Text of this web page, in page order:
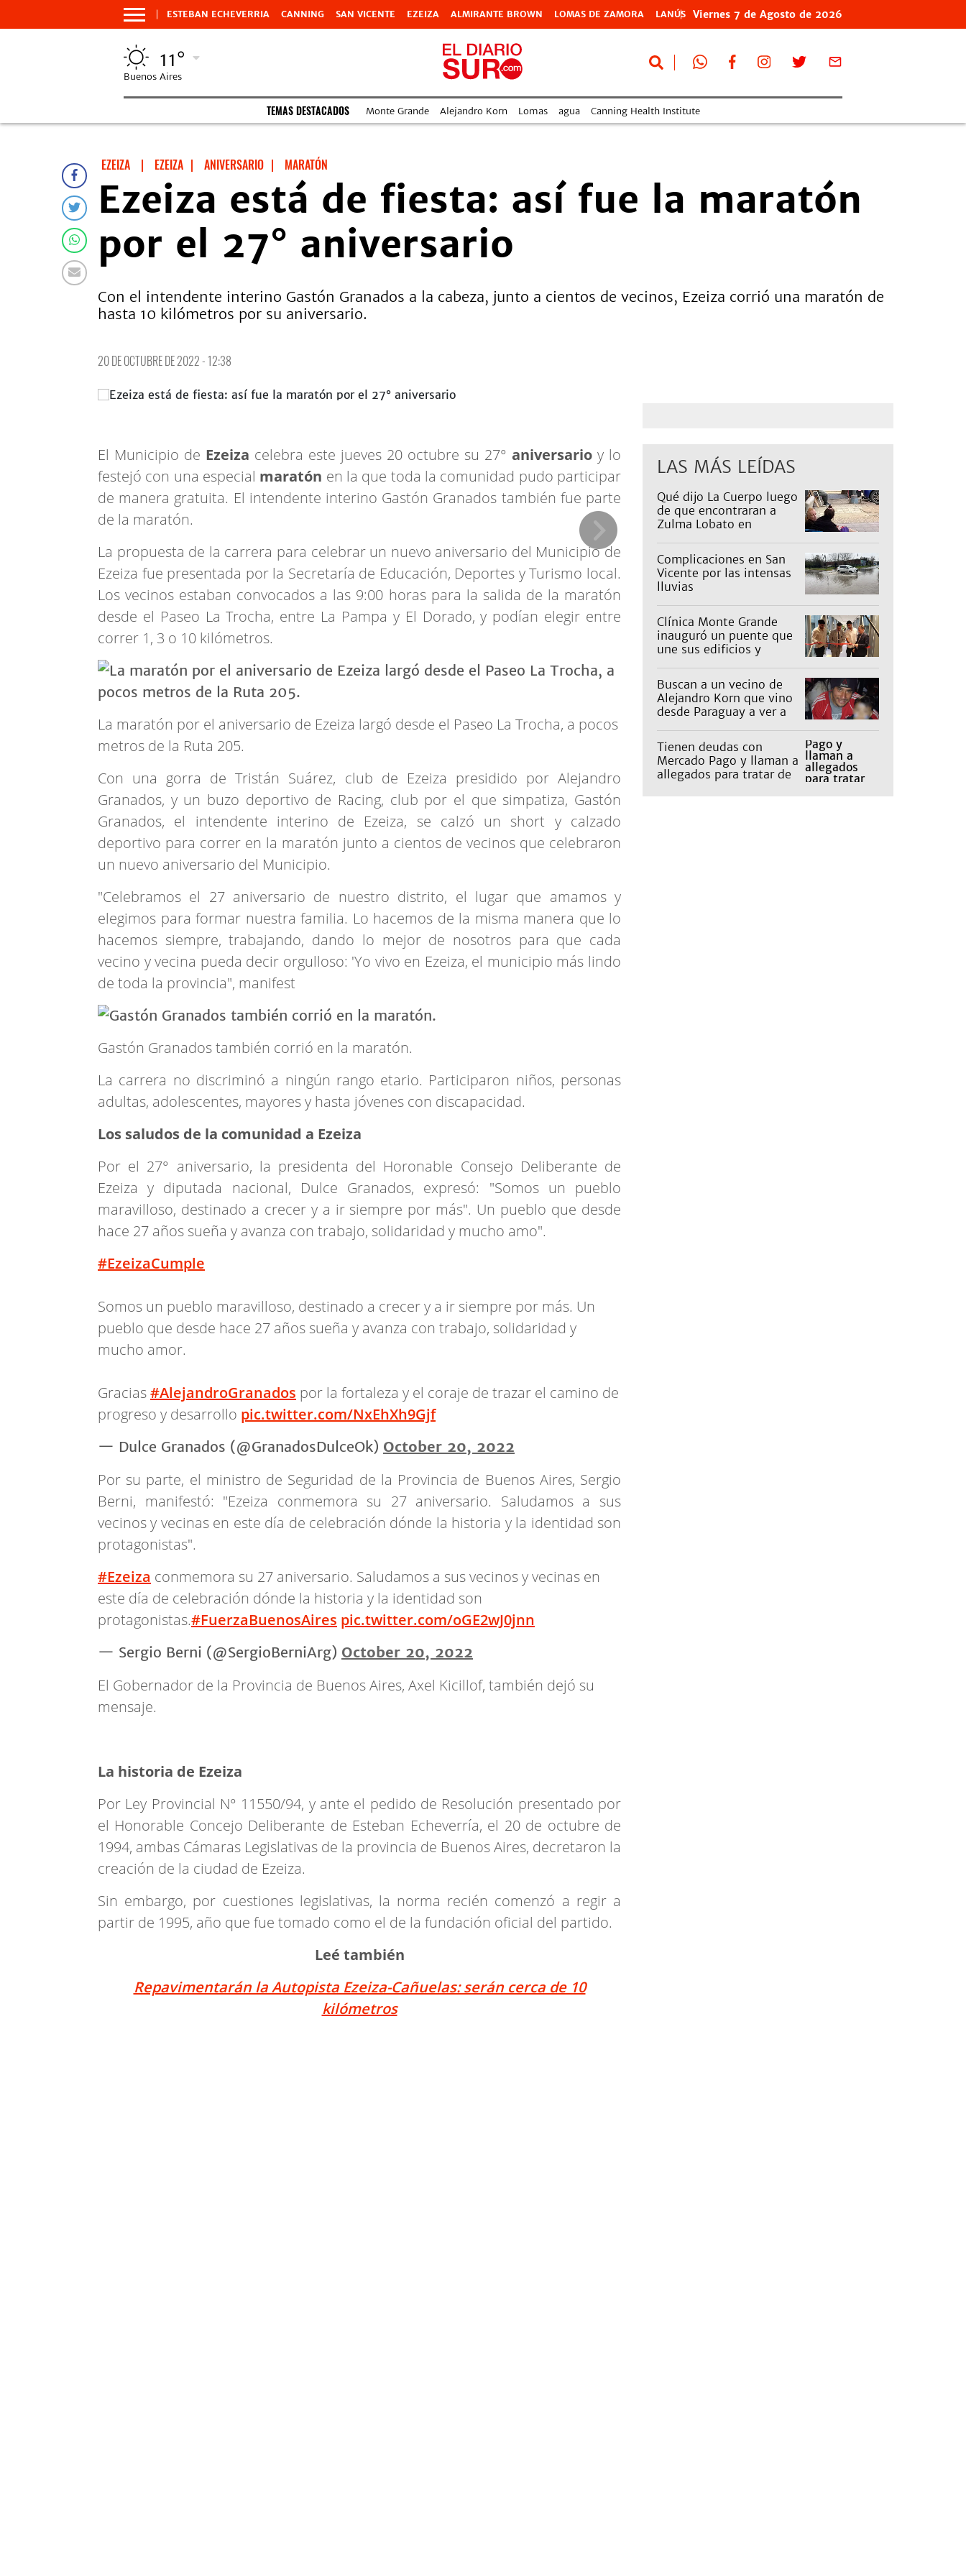
ESTEBAN ECHEVERRIA CANNING SAN VICENTE EZEIZA ALMIRANTE BROWN LOMAS DE ZAMORA LANÚS Viernes 7 de Agosto de 2026
11°
Buenos Aires
TEMAS DESTACADOS Monte Grande Alejandro Korn Lomas agua Canning Health Institute
EZEIZA | EZEIZA | ANIVERSARIO | MARATÓN
Ezeiza está de fiesta: así fue la maratón
por el 27° aniversario
Con el intendente interino Gastón Granados a la cabeza, junto a cientos de vecinos, Ezeiza corrió una maratón de
hasta 10 kilómetros por su aniversario.
20 DE OCTUBRE DE 2022 - 12:38
El Municipio de Ezeiza celebra este jueves 20 octubre su 27° aniversario y lo
festejó con una especial maratón en la que toda la comunidad pudo participar
de manera gratuita. El intendente interino Gastón Granados también fue parte
de la maratón.
La propuesta de la carrera para celebrar un nuevo aniversario del Municipio de
Ezeiza fue presentada por la Secretaría de Educación, Deportes y Turismo local.
Los vecinos estaban convocados a las 9:00 horas para la salida de la maratón
desde el Paseo La Trocha, entre La Pampa y El Dorado, y podían elegir entre
correr 1, 3 o 10 kilómetros.
La maratón por el aniversario de Ezeiza largó desde el Paseo La Trocha, a pocos
metros de la Ruta 205.
Con una gorra de Tristán Suárez, club de Ezeiza presidido por Alejandro
Granados, y un buzo deportivo de Racing, club por el que simpatiza, Gastón
Granados, el intendente interino de Ezeiza, se calzó un short y calzado
deportivo para correr en la maratón junto a cientos de vecinos que celebraron
un nuevo aniversario del Municipio.
"Celebramos el 27 aniversario de nuestro distrito, el lugar que amamos y
elegimos para formar nuestra familia. Lo hacemos de la misma manera que lo
hacemos siempre, trabajando, dando lo mejor de nosotros para que cada
vecino y vecina pueda decir orgulloso: 'Yo vivo en Ezeiza, el municipio más lindo
de toda la provincia", manifest
Gastón Granados también corrió en la maratón.
La carrera no discriminó a ningún rango etario. Participaron niños, personas
adultas, adolescentes, mayores y hasta jóvenes con discapacidad.
Los saludos de la comunidad a Ezeiza
Por el 27° aniversario, la presidenta del Horonable Consejo Deliberante de
Ezeiza y diputada nacional, Dulce Granados, expresó: "Somos un pueblo
maravilloso, destinado a crecer y a ir siempre por más". Un pueblo que desde
hace 27 años sueña y avanza con trabajo, solidaridad y mucho amo".
#EzeizaCumple
Somos un pueblo maravilloso, destinado a crecer y a ir siempre por más. Un
pueblo que desde hace 27 años sueña y avanza con trabajo, solidaridad y
mucho amor.
Gracias#AlejandroGranados por la fortaleza y el coraje de trazar el camino de
progreso y desarrollo pic.twitter.com/NxEhXh9Gjf
— Dulce Granados (@GranadosDulceOk) October 20, 2022
Por su parte, el ministro de Seguridad de la Provincia de Buenos Aires, Sergio
Berni, manifestó: "Ezeiza conmemora su 27 aniversario. Saludamos a sus
vecinos y vecinas en este día de celebración dónde la historia y la identidad son
protagonistas".
#Ezeiza conmemora su 27 aniversario. Saludamos a sus vecinos y vecinas en
este día de celebración dónde la historia y la identidad son
protagonistas.#FuerzaBuenosAires pic.twitter.com/oGE2wJ0jnn
— Sergio Berni (@SergioBerniArg) October 20, 2022
El Gobernador de la Provincia de Buenos Aires, Axel Kicillof, también dejó su
mensaje.
La historia de Ezeiza
Por Ley Provincial N° 11550/94, y ante el pedido de Resolución presentado por
el Honorable Concejo Deliberante de Esteban Echeverría, el 20 de octubre de
1994, ambas Cámaras Legislativas de la provincia de Buenos Aires, decretaron la
creación de la ciudad de Ezeiza.
Sin embargo, por cuestiones legislativas, la norma recién comenzó a regir a
partir de 1995, año que fue tomado como el de la fundación oficial del partido.
Leé también
Repavimentarán la Autopista Ezeiza-Cañuelas: serán cerca de 10
kilómetros
LAS MÁS LEÍDAS
Qué dijo La Cuerpo luego
de que encontraran a
Zulma Lobato en
Complicaciones en San
Vicente por las intensas
lluvias
Clínica Monte Grande
inauguró un puente que
une sus edificios y
Buscan a un vecino de
Alejandro Korn que vino
desde Paraguay a ver a
Tienen deudas con
Mercado Pago y llaman a
allegados para tratar de